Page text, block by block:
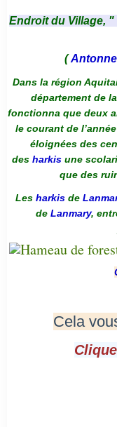
Endroit du Village, "
(Antonne
Dans la région
département de la
fonctionna que deux
le courant de
éloignées des
des harkis une
que des
Les harkis de
de Lanmary,
Cela